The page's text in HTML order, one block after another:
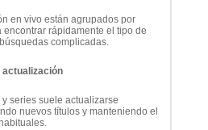
en vivo están agrupados por
encontrar rápidamente el tipo de
complicadas.
actualización
series suele actualizarse
nuevos títulos y manteniendo el